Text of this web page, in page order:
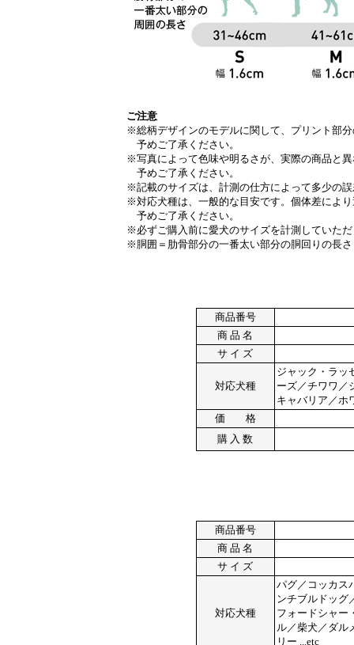
ご注意
※総柄デザインのモデルに関して、プリント部
予めご了承ください。
※写真によって色味や明るさが、実際の商品と
予めご了承ください。
※記載のサイズは、計測の仕方によって多少の
※対応犬種は、一般的な目安です。個体差によ
予めご了承ください。
※必ずご購入前に愛犬のサイズを計測していた
※胴囲＝肋骨部分の一番太い部分の胴回りの長さ
商品番号
商 品 名
サ イ ズ
対応犬種
ジャック・ラッ
ーズ／チワワ／
キャバリア／ホ
価 格
購 入 数
商品番号
商 品 名
サ イ ズ
対応犬種
パグ／コッカス
ンチブルドッグ
フォードシャー
ル／柴犬／ダル
リー ...etc